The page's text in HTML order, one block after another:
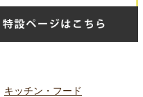
キッチン・フード